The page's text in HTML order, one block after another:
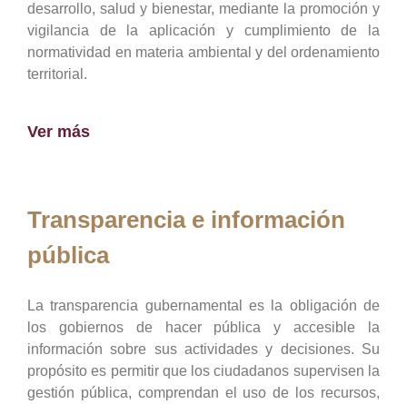
desarrollo, salud y bienestar, mediante la promoción y
vigilancia de la aplicación y cumplimiento de la
normatividad en materia ambiental y del ordenamiento
territorial.
Ver más
Transparencia e información
pública
La transparencia gubernamental es la obligación de
los gobiernos de hacer pública y accesible la
información sobre sus actividades y decisiones. Su
propósito es permitir que los ciudadanos supervisen la
gestión pública, comprendan el uso de los recursos,